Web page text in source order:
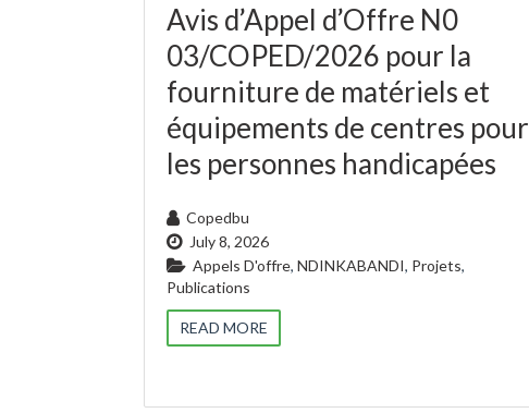
Avis d’Appel d’Offre N0
03/COPED/2026 pour la
fourniture de matériels et
équipements de centres pour
les personnes handicapées
Copedbu
July 8, 2026
Appels D'offre, NDINKABANDI, Projets,
Publications
READ MORE